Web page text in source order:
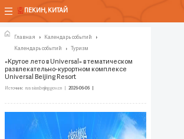
ПЕКИН, КИТАЙ
Главная
Календарь событий
Календарь событий
Туризм
«Крутое лето в Universal» в тематическом
развлекательно-курортном комплексе
Universal Beijing Resort
Источник:russian.bejing.gov.cn |2026-06-06 |